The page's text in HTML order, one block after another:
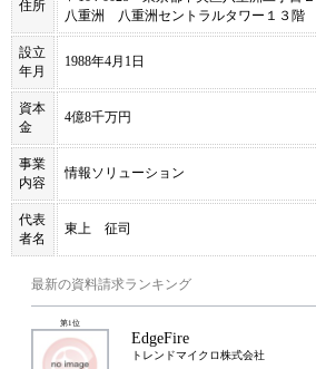
住所
八重洲 八重洲セントラルタワー１３階
設立
年月
1988年4月1日
資本
金
4億8千万円
事業
内容
情報ソリューション
代表
者名
東上 征司
最新の資料請求ランキング
第1位
EdgeFire
トレンドマイクロ株式会社